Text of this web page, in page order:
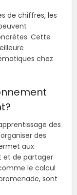
de chiffres, les
Cette
chez
des
des
aux
et de partager
le calcul
sont